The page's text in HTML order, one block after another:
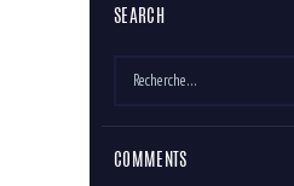
SEARCH
COMMENTS